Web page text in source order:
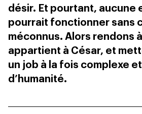
désir. Et pourtant, aucune
pourrait fonctionner sans
méconnus. Alors rendons
appartient à César, et
un job à la fois complexe
d’humanité.